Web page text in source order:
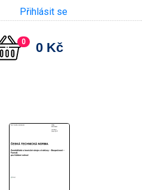
Přihlásit se
0 0 Kč